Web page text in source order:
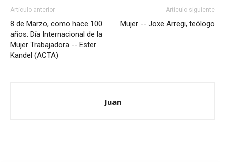
Artículo anterior
8 de Marzo, como hace 100
años: Día Internacional de la
Mujer Trabajadora -- Ester
Kandel (ACTA)
Artículo siguiente
Mujer -- Joxe Arregi, teólogo
Juan